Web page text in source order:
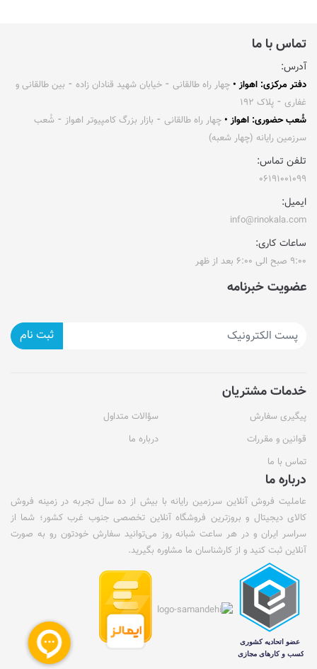
تماس با ما
آدرس:
دفتر مرکزی: اهواز • چهار راه طالقانی ⁃ خیابان شهید قنادان زاده ⁃ بین طالقانی و
غفاری ⁃ پلاک ۱۹۲
شُعب حضوری: اهواز • چهار راه طالقانی ⁃ بازار بزرگ کامپیوتر اهواز ⁃ شُعب
سرزمین رایانه (چهار شعبه)
تلفن تماس:
۰۶۱۹۱۰۰۱۰۹۹
ایمیل:
info@rinokala.com
ساعات کاری:
۹:۰۰ صبح الی ۶:۰۰ بعد از ظهر
عضویت خبرنامه
ثبت نام
خدمات مشتریان
پیگیری سفارش
سؤالات متداول
قوانین و مقررات
درباره ما
تماس با ما
درباره ما
عاملیت فروش آنلاین سرزمین رایانه با بیش از ده سال تجربه در زمینه فروش
کالای دیجیتال و بروزترین فروشگاه آنلاین تخصصی جنوب غرب کشور؛ شما از
سراسر ایران و در هر ساعت شبانه روز می‌توانید سفارش خودتون رو به صورت
آنلاین ثبت کنید و از کارشناسان ما مشاوره بگیرید.